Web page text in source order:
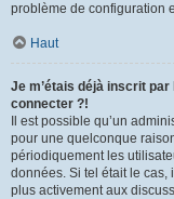
problème de configuration
Haut
Je m’étais déjà inscrit
connecter ?!
Il est possible qu’un
pour une quelconque
périodiquement les
données. Si tel était le
plus activement aux